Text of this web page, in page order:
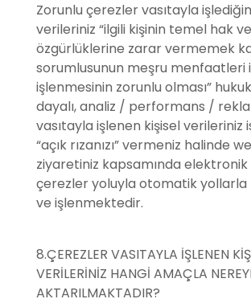
Zorunlu çerezler vasıtayla
verileriniz “ilgili kişinin temel hak ve
özgürlüklerine zarar vermemek
sorumlusunun meşru menfaatleri
işlenmesinin zorunlu olması”
dayalı, analiz / performans /
vasıtayla işlenen kişisel verileriniz
“açık rızanızı” vermeniz halinde
ziyaretiniz kapsamında
çerezler yoluyla otomatik
ve işlenmektedir.
8.ÇEREZLER VASITAYLA İŞLENEN
VERİLERİNİZ HANGİ AMAÇLA
AKTARILMAKTADIR?